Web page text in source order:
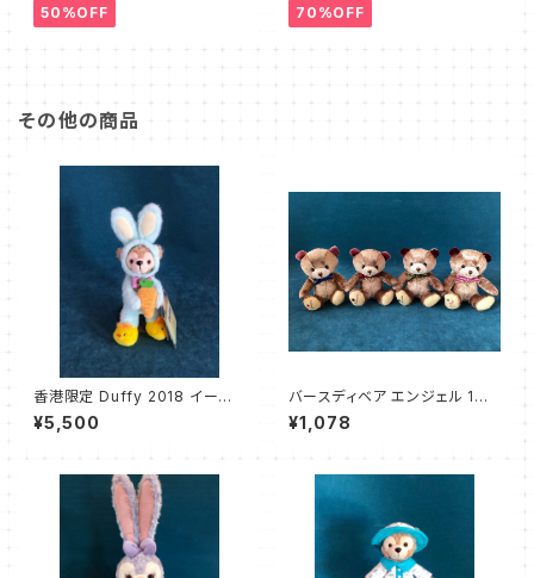
50%OFF 70%OFF
その他の商品
香港限定 Duffy 2018 イースタ
ー ダッフィー キーリング
¥5,500
バースディベア エンジェル 1〜4
月
¥1,078